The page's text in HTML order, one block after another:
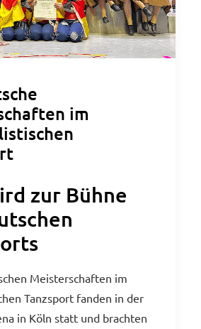
im
zur Bühne
Meisterschaften im
Tanzsport fanden in der
in Köln statt und brachten